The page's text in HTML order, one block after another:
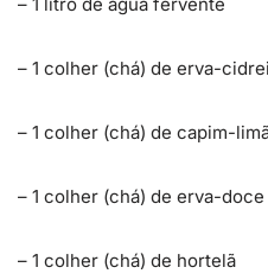
– 1 colher (chá) de erva-
– 1 colher (chá) de capim-
– 1 colher (chá) de erva-doce
– 1 colher (chá) de hortelã